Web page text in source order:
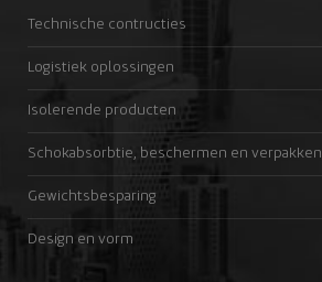
Technische contructies
Logistiek oplossingen
Isolerende producten
Schokabsorbtie, beschermen en verpakken
Gewichtsbesparing
Design en vorm